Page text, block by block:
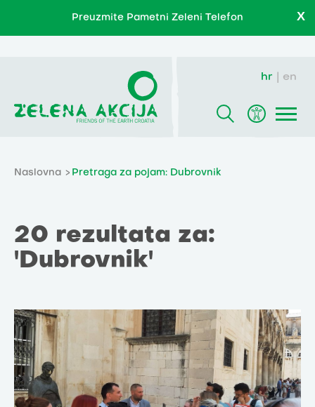
Preuzmite Pametni Zeleni Telefon X
hr en
Naslovna Pretraga za pojam: Dubrovnik
20 rezultata za:
'Dubrovnik'